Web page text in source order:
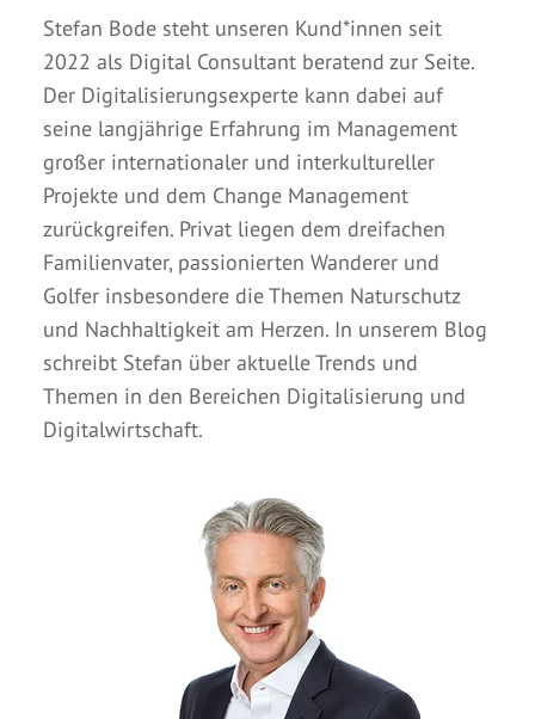
Stefan Bode steht unseren Kund*innen seit
2022 als Digital Consultant beratend zur Seite.
Der Digitalisierungsexperte kann dabei auf
seine langjährige Erfahrung im Management
großer internationaler und interkultureller
Projekte und dem Change Management
zurückgreifen. Privat liegen dem dreifachen
Familienvater, passionierten Wanderer und
Golfer insbesondere die Themen Naturschutz
und Nachhaltigkeit am Herzen. In unserem Blog
schreibt Stefan über aktuelle Trends und
Themen in den Bereichen Digitalisierung und
Digitalwirtschaft.